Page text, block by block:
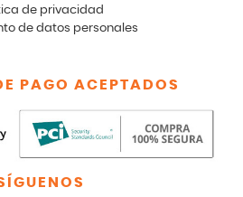
de privacidad
de datos personales
PAGO ACEPTADOS